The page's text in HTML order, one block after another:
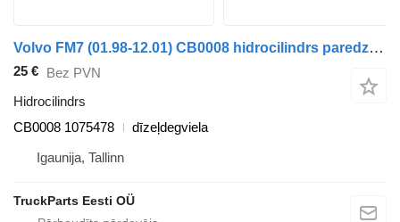
Volvo FM7 (01.98-12.01) CB0008 hidrocilindrs paredzēts Volvo FM7-FM12, FM, FMX (1998-2014) kravas automašīnas
25 € Bez PVN
Hidrocilindrs
CB0008 1075478
dīzeļdegviela
Igaunija, Tallinn
TruckParts Eesti OÜ